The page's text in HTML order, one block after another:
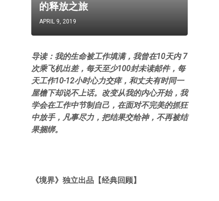
的释放之旅
APRIL 9, 2019
导读：我的生命被工作填满，我曾在10天内 7
次乘飞机出差，每天至少100封未读邮件，每
天工作10-12小时心力交瘁，和丈夫有时同一
屋檐下却说不上话。改变从我的内心开始，我
学会在工作中节制自己，在面对不完美的抓狂
中放手，凡事尽力，把结果交给神，不再被结
果捆绑。
《境界》独立出品【经典回顾】